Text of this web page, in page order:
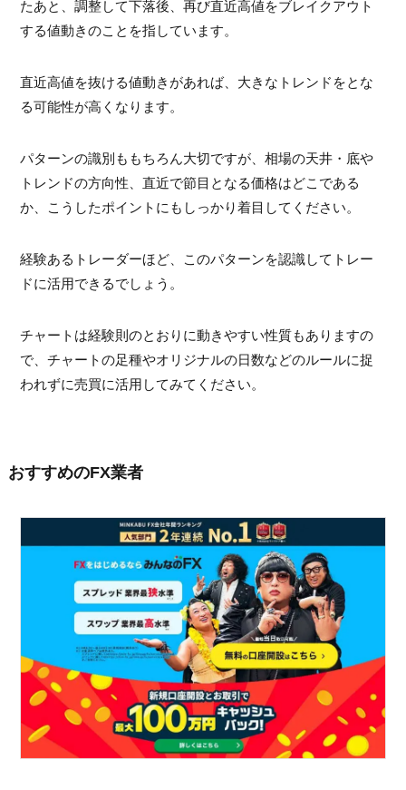
たあと、調整して下落後、再び直近高値をブレイクアウト
する値動きのことを指しています。
直近高値を抜ける値動きがあれば、大きなトレンドをとな
る可能性が高くなります。
パターンの識別ももちろん大切ですが、相場の天井・底や
トレンドの方向性、直近で節目となる価格はどこである
か、こうしたポイントにもしっかり着目してください。
経験あるトレーダーほど、このパターンを認識してトレー
ドに活用できるでしょう。
チャートは経験則のとおりに動きやすい性質もありますの
で、チャートの足種やオリジナルの日数などのルールに捉
われずに売買に活用してみてください。
おすすめのFX業者